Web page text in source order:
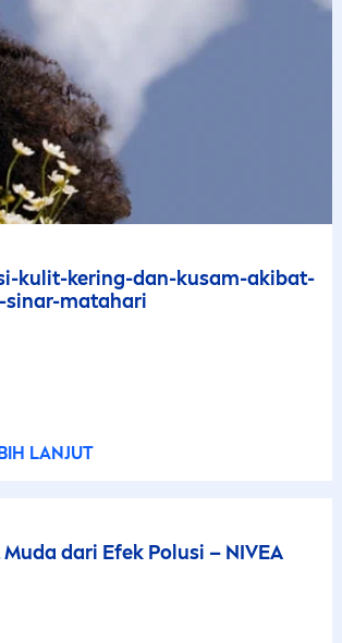
kulit-kering-dan-kusam-akibat-
sinar-matahari
LANJUT
dari Efek Polusi – NIVEA